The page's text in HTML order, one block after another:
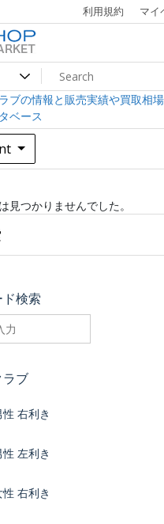
利用規約 マイ
Golf
ブ最大級！U-SHOPゴルフマ
ブの情報と販売実績や買取相
ベース
見つかりませんでした。
検索
ラブ
性 右利き
性 左利き
性 右利き